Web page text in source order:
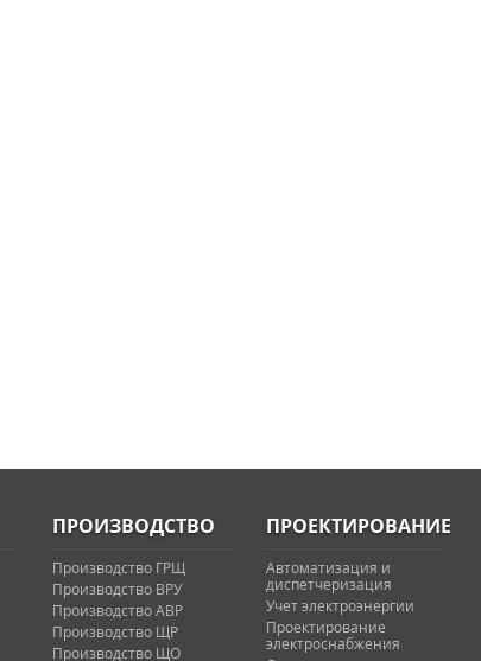
ПРОИЗВОДСТВО
Производство ГРЩ
Производство ВРУ
Производство АВР
Производство ЩР
Производство ЩО
ПРОЕКТИРОВАНИЕ
Автоматизация и
диспетчеризация
Учет электроэнергии
Проектирование
электроснабжения